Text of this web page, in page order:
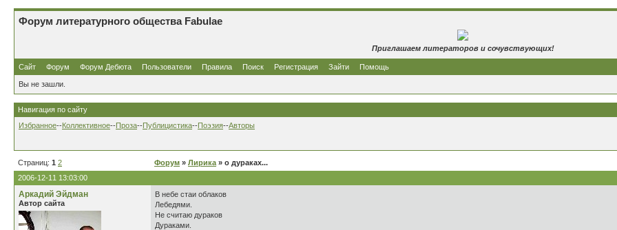
Форум литературного общества Fabulae
Приглашаем литераторов и сочувствующих!
Сайт Форум Форум Дебюта Пользователи Правила Поиск Регистрация Зайти Помощь
Вы не зашли.
Навигация по сайту
Избранное--Коллективное--Проза--Публицистика--Поэзия--Авторы
Страниц: 1 2 Форум » Лирика » о дураках...
2006-12-11 13:03:00
Аркадий Эйдман
Автор сайта
В небе стаи облаков
Лебедями.
Не считаю дураков
Дураками.